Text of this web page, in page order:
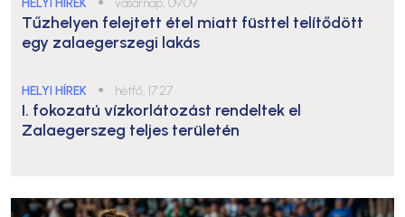
HELYI HÍREK vasárnap, 09:09
Tűzhelyen felejtett étel miatt füsttel telítődött
egy zalaegerszegi lakás
HELYI HÍREK ● hétfő, 17:27
I. fokozatú vízkorlátozást rendeltek el
Zalaegerszeg teljes területén